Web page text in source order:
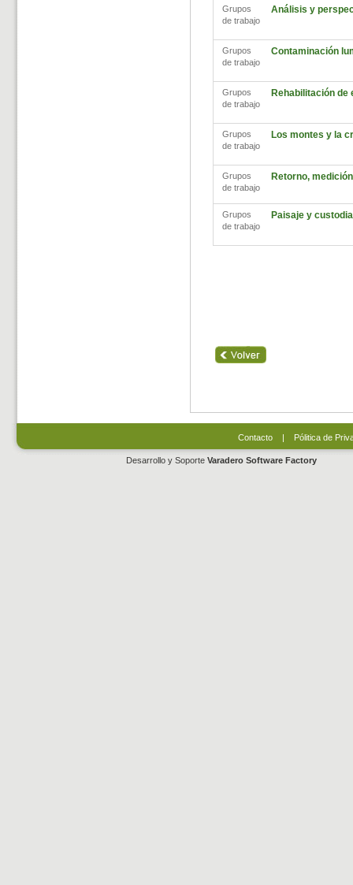
Grupos
de trabajo
Análisis y
Grupos
de trabajo
Contaminación
Grupos
de trabajo
Rehabilitación
Grupos
de trabajo
Los montes y la
Grupos
de trabajo
Retorno,
Grupos
de trabajo
Paisaje y
Contacto| Pólitica de
Desarrollo y Soporte Varadero Software Factory